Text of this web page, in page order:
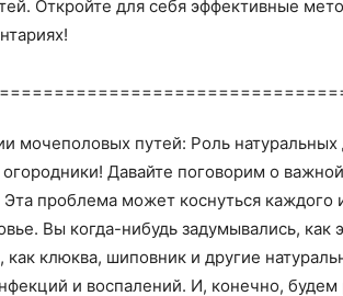
Откройте для себя эффективные
мочеполовых путей: Роль натуральных
Давайте поговорим о
проблема может коснуться каждого
Вы когда-нибудь задумывались,
клюква, шиповник и другие
и воспалений. И, конечно,